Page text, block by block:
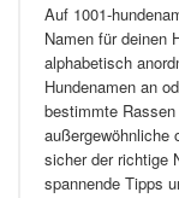
Auf 1001-
Namen für deinen
alphabetisch
Hundenamen an
bestimmte
außergewöhnliche
sicher der richtige
spannende Tipps